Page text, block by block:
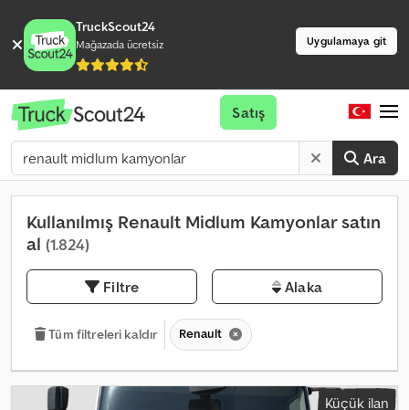
TruckScout24
Mağazada ücretsiz Uygulamaya git
Ara
Satış
Kullanılmış Renault Midlum Kamyonlar satın
al (1.824)
Filtre Alaka
Tüm filtreleri kaldır Renault
Küçük ilan